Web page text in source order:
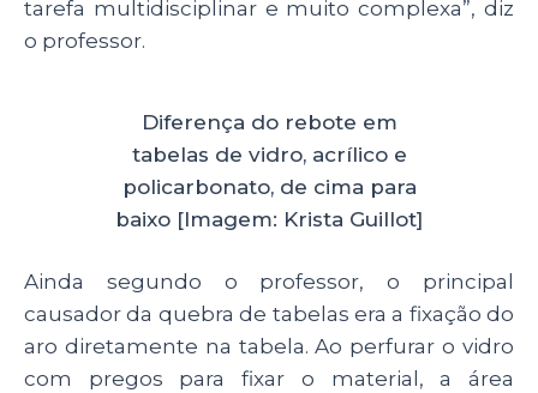
tarefa multidisciplinar e muito complexa”, diz
o professor.
Diferença do rebote em
tabelas de vidro, acrílico e
policarbonato, de cima para
baixo [Imagem: Krista Guillot]
Ainda segundo o professor, o principal
causador da quebra de tabelas era a fixação do
aro diretamente na tabela. Ao perfurar o vidro
com pregos para fixar o material, a área